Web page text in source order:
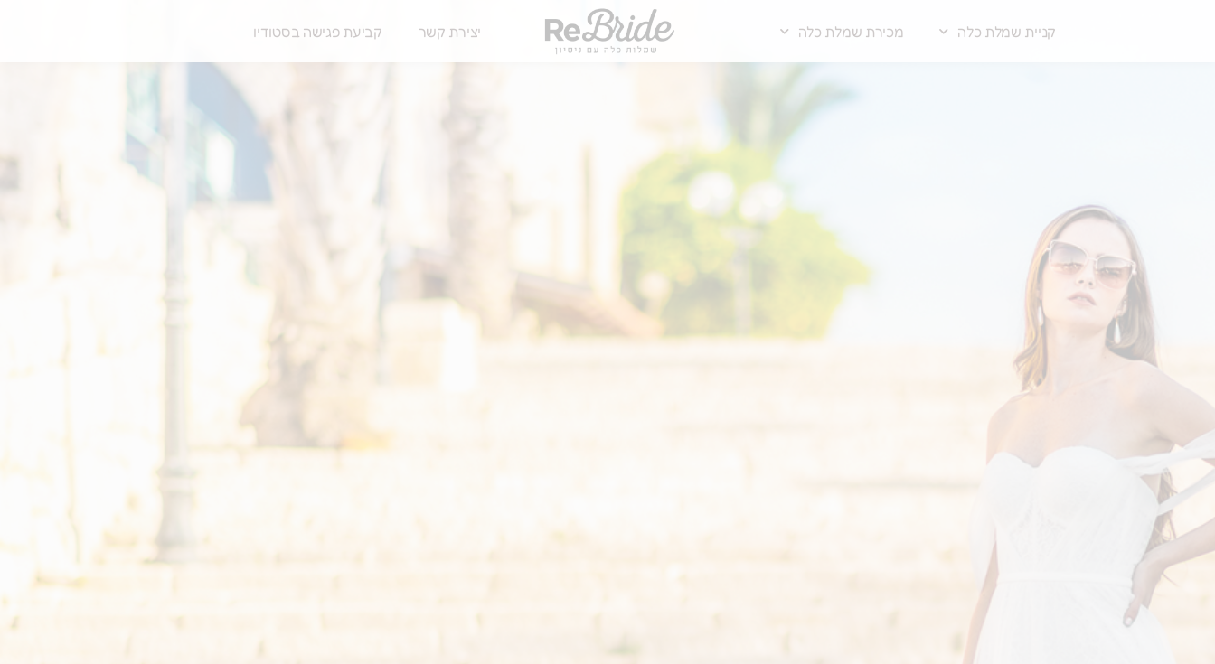
קניית שמלת כלה מכירת שמלת כלה יצירת קשר קביעת פגישה בסטודיו